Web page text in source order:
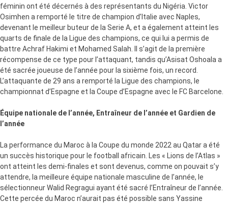
féminin ont été décernés à des représentants du Nigéria. Victor
Osimhen a remporté le titre de champion d’Italie avec Naples,
devenant le meilleur buteur de la Serie A, et a également atteint les
quarts de finale de la Ligue des champions, ce qui lui a permis de
battre Achraf Hakimi et Mohamed Salah. Il s’agit de la première
récompense de ce type pour l’attaquant, tandis qu’Asisat Oshoala a
été sacrée joueuse de l’année pour la sixième fois, un record.
L’attaquante de 29 ans a remporté la Ligue des champions, le
championnat d’Espagne et la Coupe d’Espagne avec le FC Barcelone.
Équipe nationale de l’année, Entraîneur de l’année et Gardien de
l’année
La performance du Maroc à la Coupe du monde 2022 au Qatar a été
un succès historique pour le football africain. Les « Lions de l’Atlas »
ont atteint les demi-finales et sont devenus, comme on pouvait s’y
attendre, la meilleure équipe nationale masculine de l’année, le
sélectionneur Walid Regragui ayant été sacré l’Entraîneur de l’année.
Cette percée du Maroc n’aurait pas été possible sans Yassine